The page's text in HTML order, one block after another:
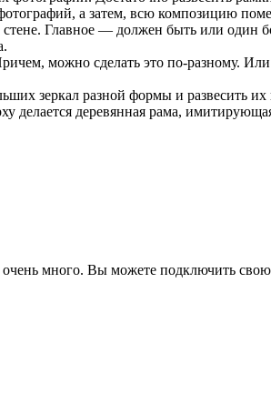
а затем, всю композицию
стене. Главное — должен быть или
можно сделать это по-разному.
зеркал разной формы и развесить их
делается деревянная рама,
много. Вы можете подключить